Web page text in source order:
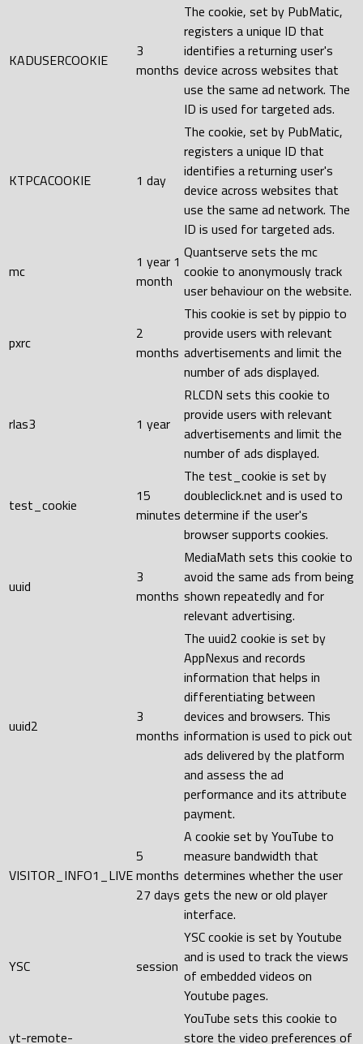
KADUSERCOOKIE
3
months
The cookie, set by PubMatic,
registers a unique ID that
identifies a returning user's
device across websites that
use the same ad network. The
ID is used for targeted ads.
KTPCACOOKIE 1 day
The cookie, set by PubMatic,
registers a unique ID that
identifies a returning user's
device across websites that
use the same ad network. The
ID is used for targeted ads.
mc
1 year 1
month
Quantserve sets the mc
cookie to anonymously track
user behaviour on the website.
pxrc
2
months
This cookie is set by pippio to
provide users with relevant
advertisements and limit the
number of ads displayed.
rlas3 1 year
RLCDN sets this cookie to
provide users with relevant
advertisements and limit the
number of ads displayed.
test_cookie
15
minutes
The test_cookie is set by
doubleclick.net and is used to
determine if the user's
browser supports cookies.
uuid
3
months
MediaMath sets this cookie to
avoid the same ads from being
shown repeatedly and for
relevant advertising.
uuid2
3
months
The uuid2 cookie is set by
AppNexus and records
information that helps in
differentiating between
devices and browsers. This
information is used to pick out
ads delivered by the platform
and assess the ad
performance and its attribute
payment.
VISITOR_INFO1_LIVE
5
months
27 days
A cookie set by YouTube to
measure bandwidth that
determines whether the user
gets the new or old player
interface.
YSC session
YSC cookie is set by Youtube
and is used to track the views
of embedded videos on
Youtube pages.
yt-remote-
YouTube sets this cookie to
store the video preferences of